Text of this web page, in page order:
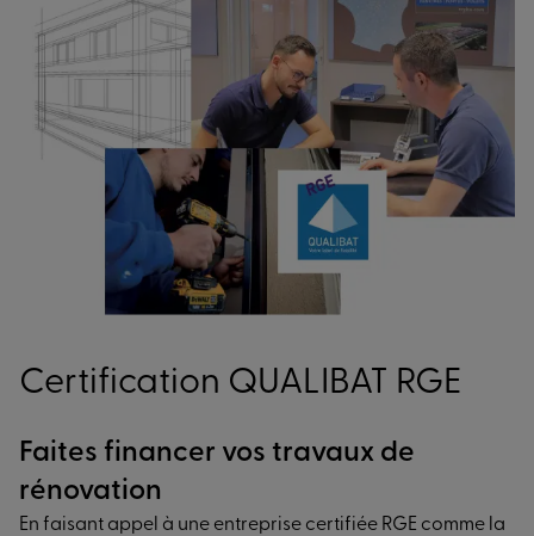
Certification QUALIBAT RGE
Faites financer vos travaux de
rénovation
En faisant appel à une entreprise certifiée RGE comme la